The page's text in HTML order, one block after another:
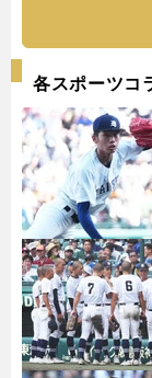
各スポーツコ